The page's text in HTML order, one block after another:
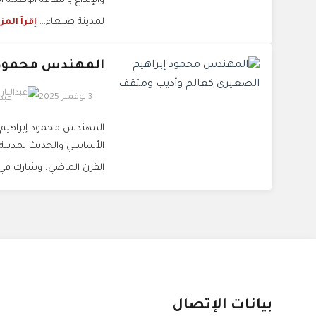
لمدينة صنعاء... إقرأ
المهندس
3 نوفمبر 2025
المهندس محمود إبراهيم
الأساسي والحديث
القرن الماضي، وشارك
بيانات الإتصال